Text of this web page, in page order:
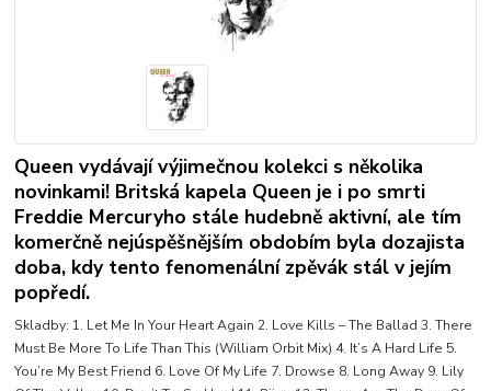
Queen vydávají výjimečnou kolekci s několika
novinkami! Britská kapela Queen je i po smrti
Freddie Mercuryho stále hudebně aktivní, ale tím
komerčně nejúspěšnějším obdobím byla dozajista
doba, kdy tento fenomenální zpěvák stál v jejím
popředí.
Skladby: 1. Let Me In Your Heart Again 2. Love Kills – The Ballad 3. There
Must Be More To Life Than This (William Orbit Mix) 4. It’s A Hard Life 5.
You’re My Best Friend 6. Love Of My Life 7. Drowse 8. Long Away 9. Lily